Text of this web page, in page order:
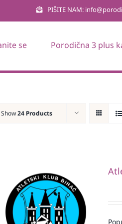
PIŠITE NAM:
se Porodična 3 plus
Show24 Products